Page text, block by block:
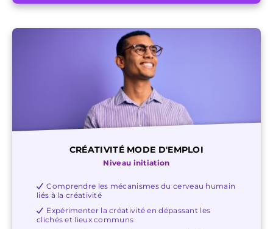
CRÉATIVITÉ MODE D'EMPLOI
Niveau initiation
Comprendre les mécanismes du cerveau humain
liés à la créativité
Expérimenter la créativité en dépassant les
clichés et lieux communs